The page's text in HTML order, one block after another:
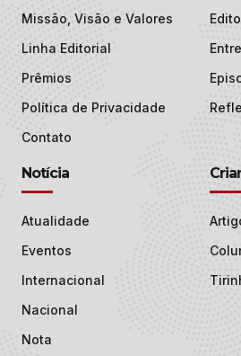
Missão, Visão e Valores
Linha Editorial
Prêmios
Política de Privacidade
Contato
Notícia
Atualidade
Eventos
Internacional
Nacional
Nota